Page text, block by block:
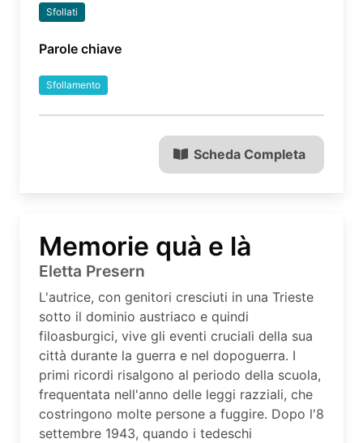
Sfollati
Parole chiave
Sfollamento
Scheda Completa
Memorie quà e là
Eletta Presern
L'autrice, con genitori cresciuti in una Trieste
sotto il dominio austriaco e quindi
filoasburgici, vive gli eventi cruciali della sua
città durante la guerra e nel dopoguerra. I
primi ricordi risalgono al periodo della scuola,
frequentata nell'anno delle leggi razziali, che
costringono molte persone a fuggire. Dopo l'8
settembre 1943, quando i tedeschi